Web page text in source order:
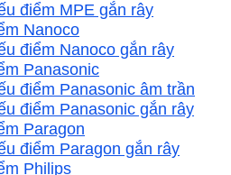
điểm MPE gắn rây
Nanoco
điểm Nanoco gắn rây
Panasonic
điểm Panasonic âm trần
điểm Panasonic gắn rây
Paragon
điểm Paragon gắn rây
Philips